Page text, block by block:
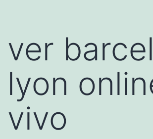
ver
lyon
vivo